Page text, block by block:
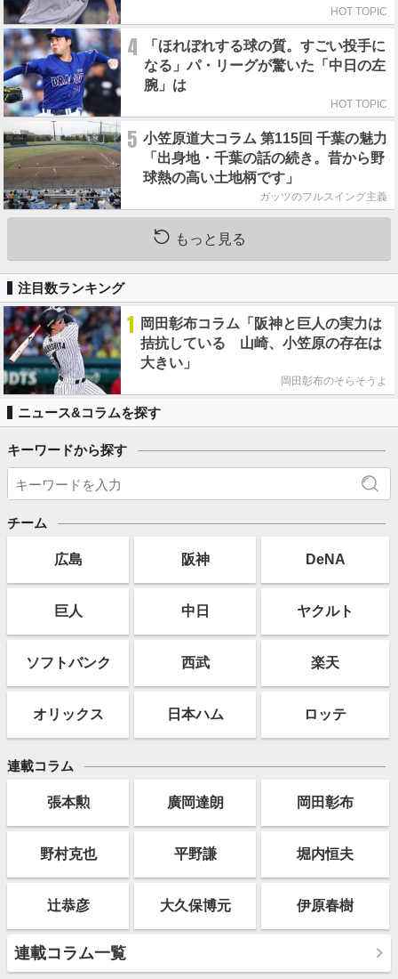
HOT TOPIC
4
「ほれぼれする球の質。すごい投手に
なる」パ・リーグが驚いた「中日の左
腕」は
HOT TOPIC
5 小笠原道大コラム 第115回 千葉の魅力
「出身地・千葉の話の続き。昔から野
球熱の高い土地柄です」
ガッツのフルスイング主義
もっと見る
注目数ランキング
1
岡田彰布コラム「阪神と巨人の実力は
拮抗している 山崎、小笠原の存在は
大きい」
岡田彰布のそらそうよ
ニュース&コラムを探す
キーワードから探す
チーム
広島 阪神 DeNA
巨人 中日 ヤクルト
ソフトバンク 西武 楽天
オリックス 日本ハム ロッテ
連載コラム
張本勲 廣岡達朗 岡田彰布
野村克也 平野謙 堀内恒夫
辻恭彦 大久保博元 伊原春樹
連載コラム一覧